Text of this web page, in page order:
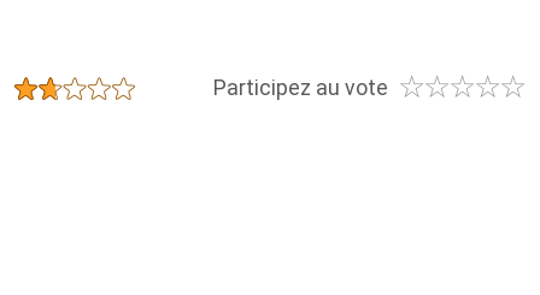
Participez au vote ☆☆☆☆☆
★★★★★